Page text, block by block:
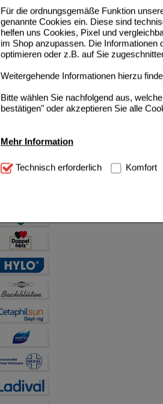
Für die ordnungsgemäße Funktion
genannte Cookies ein. Diese sind
helfen uns Cookies, Pixel und
im Shop anzupassen. Die Informationen
optimieren oder z.B. auf Sie
Weitergehende Informationen hierzu
Bitte wählen Sie nachfolgend aus,
bestätigen" oder akzeptieren Sie alle
Mehr Information
Technisch Notwendig: Hierbei handelt
notwendig sind (z.B. Navigation,
Diese Cookies werden
beispielsweise für die
Inhalte anzuzeigen und unser
Statistik & Tracking:
sammeln, mit deren Hilfe wir unsere
auch die Werbung auf Drittseiten
teilweise an Dritte wie z.B. Google oder
Technisch erforderlich Komfort